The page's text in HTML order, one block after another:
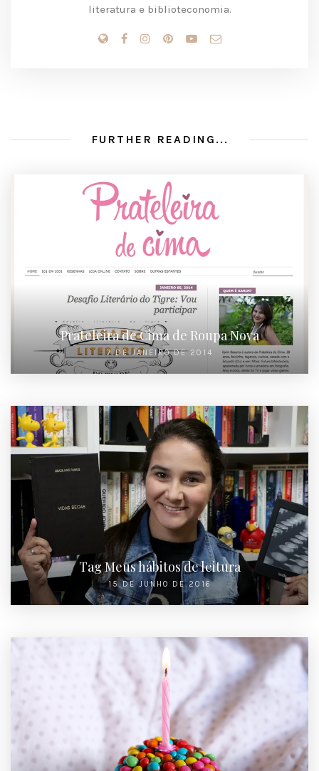
literatura e biblioteconomia.
FURTHER READING...
Prateleira de Cima de Roupa Nova
7 DE JANEIRO DE 2014
Tag Meus hábitos de leitura
15 DE JUNHO DE 2016